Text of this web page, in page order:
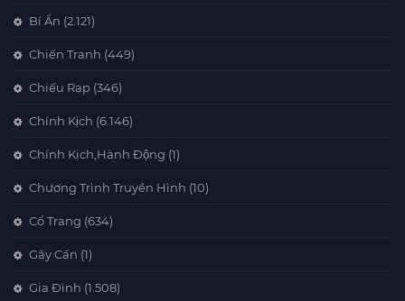
Bí Ẩn (2.121)
Chiến Tranh (449)
Chiếu Rạp (346)
Chính Kịch (6.146)
Chính Kịch,Hành Động (1)
Chương Trình Truyền Hình (10)
Cổ Trang (634)
Gây Cấn (1)
Gia Đình (1.508)